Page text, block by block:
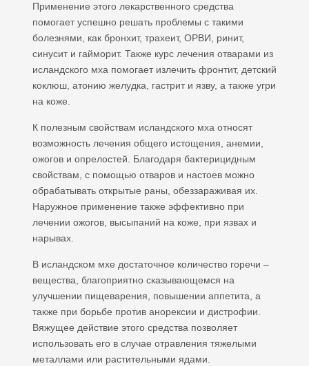
Применение этого лекарственного средства
помогает успешно решать проблемы с такими
болезнями, как бронхит, трахеит, ОРВИ, ринит,
синусит и гайморит. Также курс лечения отварами из
исландского мха помогает излечить фронтит, детский
коклюш, атонию желудка, гастрит и язву, а также угри
на коже.
К полезным свойствам исландского мха относят
возможность лечения общего истощения, анемии,
ожогов и опрелостей. Благодаря бактерицидным
свойствам, с помощью отваров и настоев можно
обрабатывать открытые раны, обеззараживая их.
Наружное применение также эффективно при
лечении ожогов, высыпаний на коже, при язвах и
нарывах.
В исландском мхе достаточное количество горечи –
вещества, благоприятно сказывающемся на
улучшении пищеварения, повышении аппетита, а
также при борьбе против анорексии и дистрофии.
Вяжущее действие этого средства позволяет
использовать его в случае отравления тяжелыми
металлами или растительными ядами.